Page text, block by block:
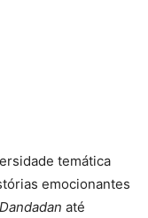
temática
emocionantes
Dandadan até